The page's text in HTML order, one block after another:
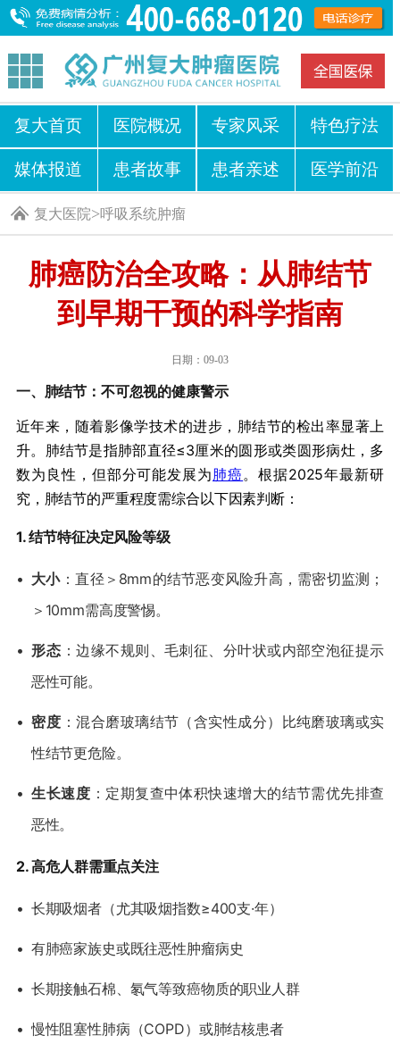
复大首页 医院概况 专家风采 特色疗法
媒体报道 患者故事 患者亲述 医学前沿
复大医院>呼吸系统肿瘤
肺癌防治全攻略：从肺结节
到早期干预的科学指南
日期：09-03
一、肺结节：不可忽视的健康警示​
近年来，随着影像学技术的进步，肺结节的检出率显著上
升。肺结节是指肺部直径≤3厘米的圆形或类圆形病灶，多
数为良性，但部分可能发展为肺癌。根据2025年最新研
究，肺结节的严重程度需综合以下因素判断：
​1. 结节特征决定风险等级​
• ​大小​​：直径＞8mm的结节恶变风险升高，需密切监测；
＞10mm需高度警惕。
• ​形态​ ​：边缘不规则、毛刺征、分叶状或内部空泡征提示
恶性可能。
• ​密度​ ​：混合磨玻璃结节（含实性成分）比纯磨玻璃或实
性结节更危险。
• ​生长速度​ ​：定期复查中体积快速增大的结节需优先排查
恶性。
​2. 高危人群需重点关注​
• 长期吸烟者（尤其吸烟指数≥400支·年）
• 有肺癌家族史或既往恶性肿瘤病史
• 长期接触石棉、氡气等致癌物质的职业人群
• 慢性阻塞性肺病（COPD）或肺结核患者